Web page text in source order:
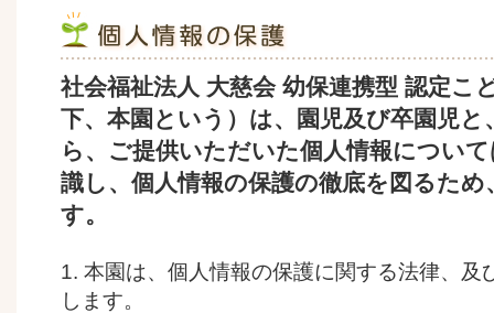
社会福祉法人 大慈会 幼保連携型 認定こ
下、本園という）は、園児及び卒園児
ら、ご提供いただいた個人情報につい
識し、個人情報の保護の徹底を図るた
す。
1. 本園は、個人情報の保護に関する法律、及
します。